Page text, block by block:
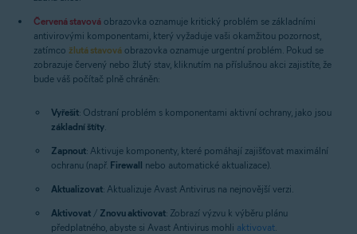
Červená stavová obrazovka oznamuje kritický problém se základními
antivirovými komponentami, který vyžaduje vaši okamžitou pozornost,
zatímco žlutá stavová obrazovka oznamuje urgentní problém. Pokud se
zobrazuje červený nebo žlutý stav, kliknutím na příslušnou akci zajistíte, že
bude váš počítač plně chráněn:
Vyřešit: Odstraní problém s komponentami aktivní ochrany, jako jsou
základní štíty
Zapnout: Aktivuje komponenty, které pomáhají zajišťovat maximální
ochranu (např. Firewall nebo automatické aktualizace).
Aktualizovat: Aktualizuje Avast Antivirus na nejnovější verzi.
Aktivovat / Znovu aktivovat: Zobrazí výzvu k výběru plánu
předplatného, abyste si Avast Antivirus mohli aktivovat